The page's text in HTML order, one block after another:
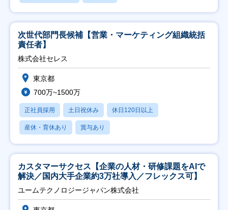
次世代部門長候補【営業・マーケティング組織統括
責任者】
株式会社セレス
東京都
700万~1500万
正社員採用 土日祝休み 休日120日以上
産休・育休あり 賞与あり
カスタマーサクセス【企業の人材・研修課題をAIで
解決／国内大手企業約3万社導入／フレックス可】
ユームテクノロジージャパン株式会社